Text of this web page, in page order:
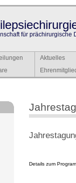
für prächirurgische
Aktuelles
Details zum